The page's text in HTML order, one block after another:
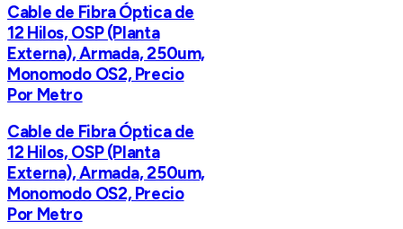
Cable de Fibra Óptica de
12 Hilos, OSP (Planta
Externa), Armada, 250um,
Monomodo OS2, Precio
Por Metro
Cable de Fibra Óptica de
12 Hilos, OSP (Planta
Externa), Armada, 250um,
Monomodo OS2, Precio
Por Metro